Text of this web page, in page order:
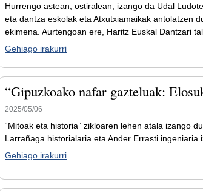
Hurrengo astean, ostiralean, izango da Udal
eta dantza eskolak eta Atxutxiamaikak antolatzen
ekimena. Aurtengoan ere, Haritz Euskal Dantzari
Gehiago irakurri
“Gipuzkoako nafar gazteluak:
2025/05/06
“Mitoak eta historia” zikloaren lehen atala izango
Larrañaga historialaria eta Ander Errasti ingeniaria
Gehiago irakurri